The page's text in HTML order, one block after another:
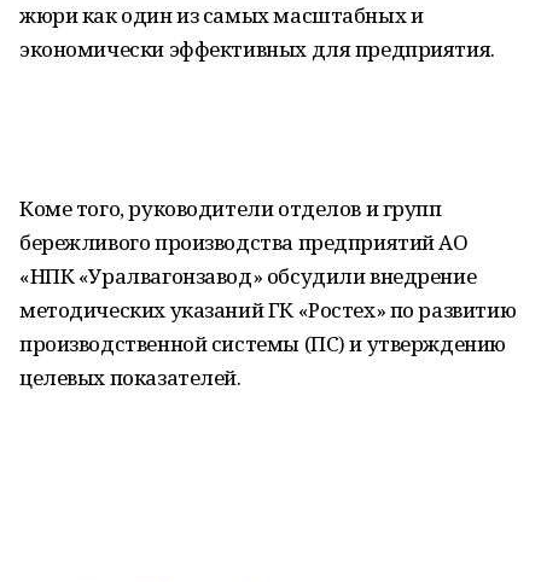
жюри как один из самых масштабных и
экономически эффективных для предприятия.
Коме того, руководители отделов и групп
бережливого производства предприятий АО
«НПК «Уралвагонзавод» обсудили внедрение
методических указаний ГК «Ростех» по развитию
производственной системы (ПС) и утверждению
целевых показателей.